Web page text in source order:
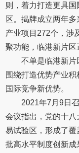
则，着力打造更具
区。揭牌成立两年
产业项目272个，涉
聚功能，临港新片区
不单是临港新片
围绕打造优势产业
国际竞争新优势。
2021年7月9日
会议指出，党的十
易试验区，形成了
批高水平制度创新成